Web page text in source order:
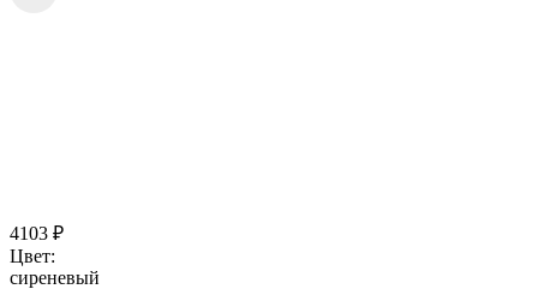
4103 ₽
Цвет:
сиреневый